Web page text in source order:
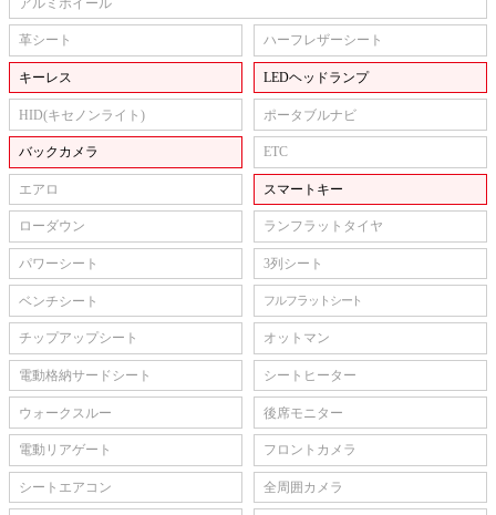
革シート ハーフレザーシート
キーレス LEDヘッドランプ
HID(キセノンライト) ポータブルナビ
バックカメラ ETC
エアロ スマートキー
ローダウン ランフラットタイヤ
パワーシート 3列シート
ベンチシート フルフラットシート
チップアップシート オットマン
電動格納サードシート シートヒーター
ウォークスルー 後席モニター
電動リアゲート フロントカメラ
シートエアコン 全周囲カメラ